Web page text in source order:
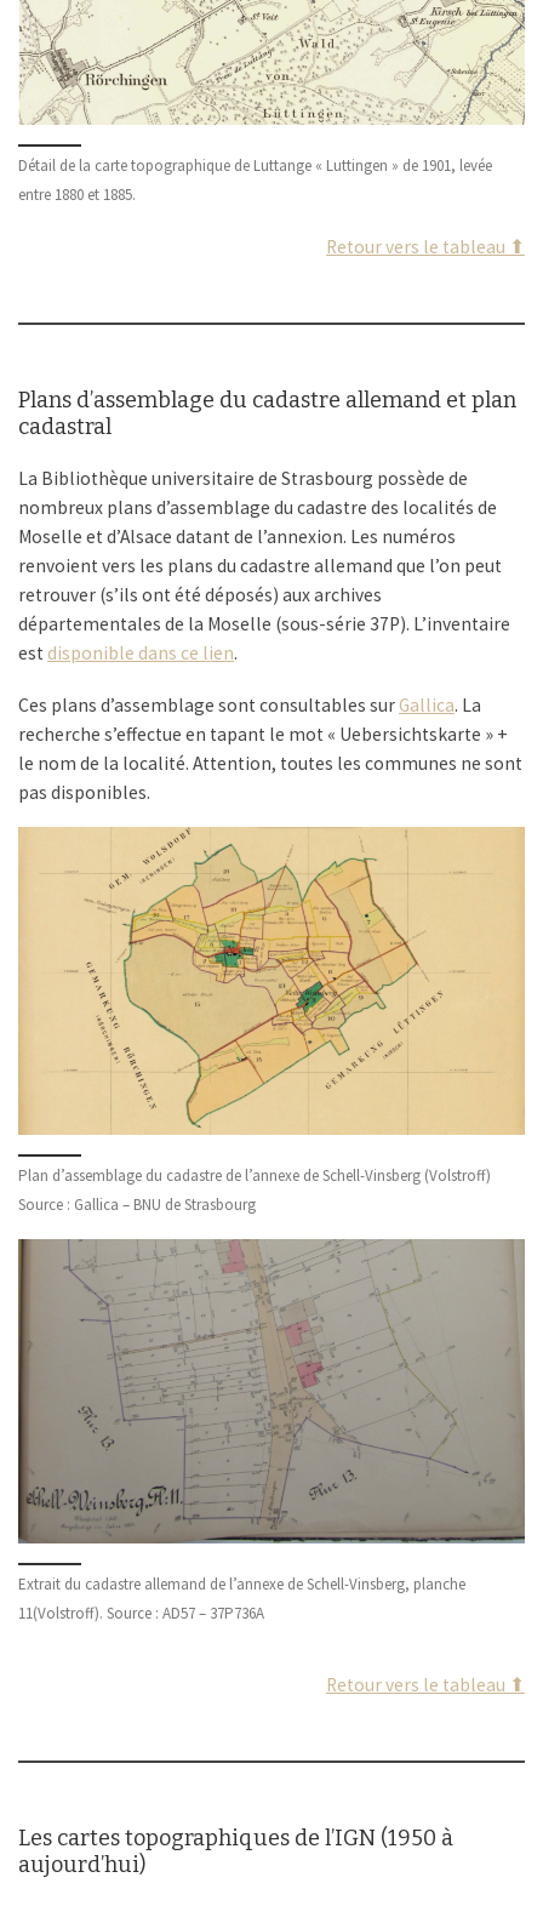
Détail de la carte topographique de Luttange « Luttingen » de 1901, levée
entre 1880 et 1885.
Retour vers le tableau ⬆
Plans d’assemblage du cadastre allemand et plan
cadastral
La Bibliothèque universitaire de Strasbourg possède de
nombreux plans d’assemblage du cadastre des localités de
Moselle et d’Alsace datant de l’annexion. Les numéros
renvoient vers les plans du cadastre allemand que l’on peut
retrouver (s’ils ont été déposés) aux archives
départementales de la Moselle (sous-série 37P). L’inventaire
est disponible dans ce lien.
Ces plans d’assemblage sont consultables surGallica. La
recherche s’effectue en tapant le mot « Uebersichtskarte » +
le nom de la localité. Attention, toutes les communes ne sont
pas disponibles.
Plan d’assemblage du cadastre de l’annexe de Schell-Vinsberg (Volstroff)
Source : Gallica – BNU de Strasbourg
Extrait du cadastre allemand de l’annexe de Schell-Vinsberg, planche
11(Volstroff). Source : AD57 – 37P736A
Retour vers le tableau ⬆
Les cartes topographiques de l’IGN (1950 à
aujourd’hui)